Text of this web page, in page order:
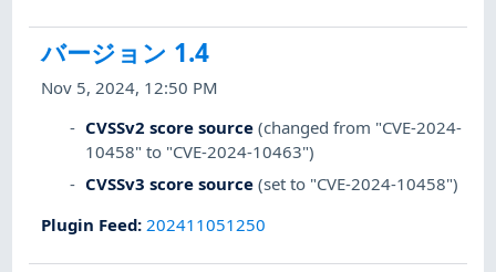
バージョン 1.4
Nov 5, 2024, 12:50 PM
CVSSv2 score source (changed from "CVE-2024-
10458" to "CVE-2024-10463")
CVSSv3 score source (set to "CVE-2024-10458")
Plugin Feed: 202411051250